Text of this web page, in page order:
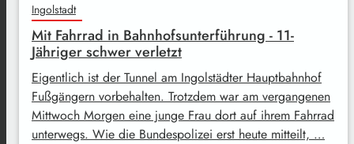
Ingolstadt
Mit Fahrrad in Bahnhofsunterführung - 11-
Jähriger schwer verletzt
Eigentlich ist der Tunnel am Ingolstädter Hauptbahnhof
Fußgängern vorbehalten. Trotzdem war am vergangenen
Mittwoch Morgen eine junge Frau dort auf ihrem Fahrrad
unterwegs. Wie die Bundespolizei erst heute mitteilt, …